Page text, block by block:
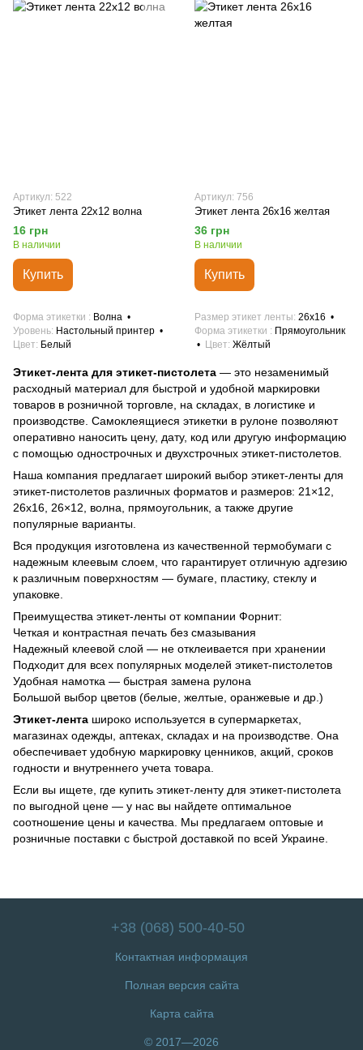
Этикет-лента для этикет-пистолета — это незаменимый
расходный материал для быстрой и удобной маркировки
товаров в розничной торговле, на складах, в логистике и
производстве. Самоклеящиеся этикетки в рулоне позволяют
оперативно наносить цену, дату, код или другую информацию
с помощью однострочных и двухстрочных этикет-пистолетов.
Наша компания предлагает широкий выбор этикет-ленты для
этикет-пистолетов различных форматов и размеров: 21×12,
26х16, 26×12, волна, прямоугольник, а также другие
популярные варианты.
Вся продукция изготовлена из качественной термобумаги с
надежным клеевым слоем, что гарантирует отличную адгезию
к различным поверхностям — бумаге, пластику, стеклу и
упаковке.
Преимущества этикет-ленты от компании Форнит:
Четкая и контрастная печать без смазывания
Надежный клеевой слой — не отклеивается при хранении
Подходит для всех популярных моделей этикет-пистолетов
Удобная намотка — быстрая замена рулона
Большой выбор цветов (белые, желтые, оранжевые и др.)
Этикет-лента широко используется в супермаркетах,
магазинах одежды, аптеках, складах и на производстве. Она
обеспечивает удобную маркировку ценников, акций, сроков
годности и внутреннего учета товара.
Если вы ищете, где купить этикет-ленту для этикет-пистолета
по выгодной цене — у нас вы найдете оптимальное
соотношение цены и качества. Мы предлагаем оптовые и
розничные поставки с быстрой доставкой по всей Украине.
Артикул: 522
Этикет лента 22х12 волна
16 грн
В наличии
Купить
Форма этикетки
Волна
Уровень Настольный принтер
Цвет
Белый
Артикул: 756
Этикет лента 26х16 желтая
36 грн
В наличии
Купить
Размер этикет ленты 26х16
Форма этикетки
Прямоугольник
Цвет Жёлтый
+38 (068) 500-40-50
Контактная информация
Полная версия сайта
Карта сайта
© 2017—2026